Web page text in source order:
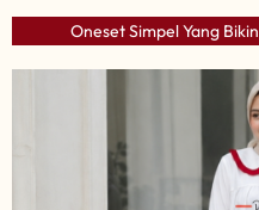
Oneset Simpel Yang